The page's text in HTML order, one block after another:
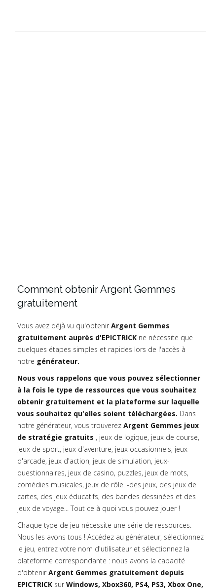
Comment obtenir Argent Gemmes
gratuitement
Vous avez déjà vu qu'obtenir Argent Gemmes
gratuitement auprès d'EPICTRICK ne nécessite que
quelques étapes simples et rapides lors de l'accès à
notre générateur.
Nous vous rappelons que vous pouvez sélectionner
à la fois le type de ressources que vous souhaitez
obtenir gratuitement et la plateforme sur laquelle
vous souhaitez qu'elles soient téléchargées. Dans
notre générateur, vous trouverez Argent Gemmes jeux
de stratégie gratuits , jeux de logique, jeux de course,
jeux de sport, jeux d'aventure, jeux occasionnels, jeux
d'arcade, jeux d'action, jeux de simulation, jeux-
questionnaires, jeux de casino, puzzles, jeux de mots,
comédies musicales, jeux de rôle. -des jeux, des jeux de
cartes, des jeux éducatifs, des bandes dessinées et des
jeux de voyage... Tout ce à quoi vous pouvez jouer !
Chaque type de jeu nécessite une série de ressources.
Nous les avons tous ! Accédez au générateur, sélectionnez
le jeu, entrez votre nom d'utilisateur et sélectionnez la
plateforme correspondante : nous avons la capacité
d'obtenir Argent Gemmes gratuitement depuis
EPICTRICK sur Windows, Xbox360, PS4, PS3, Xbox One,